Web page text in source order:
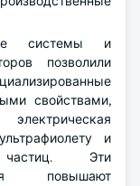
системы и
позволили
свойствами,
и
Эти
повышают